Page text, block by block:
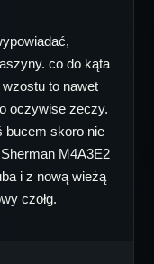
co do kąta
to nawet
oczywise zeczy.
bucem skoro nie
M4A3E2
i z nową wieżą
czołg.